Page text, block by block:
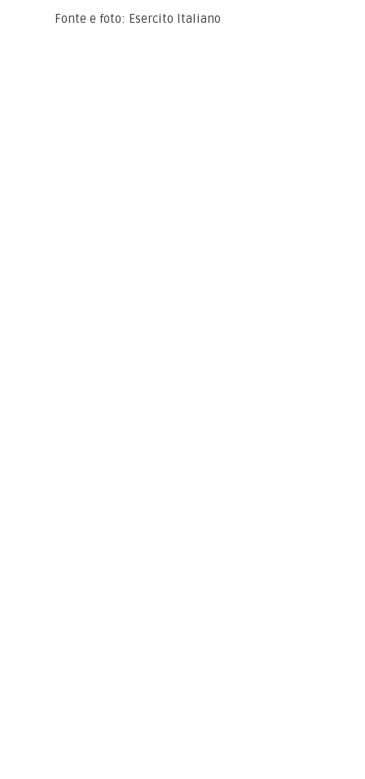
Fonte e foto: Esercito Italiano